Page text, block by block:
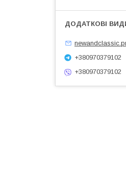
+380970379102
+380970379102